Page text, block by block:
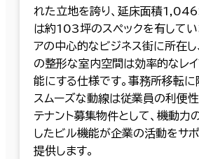
れた立地を誇り、延床面積1,046
は約103坪のスペックを有してい
アの中心的なビジネス街に所在
の整形な室内空間は効率的なレ
能にする仕様です。事務所移転に
スムーズな動線は従業員の利便性
テナント募集物件として、機動力
したビル機能が企業の活動をサ
提供します。